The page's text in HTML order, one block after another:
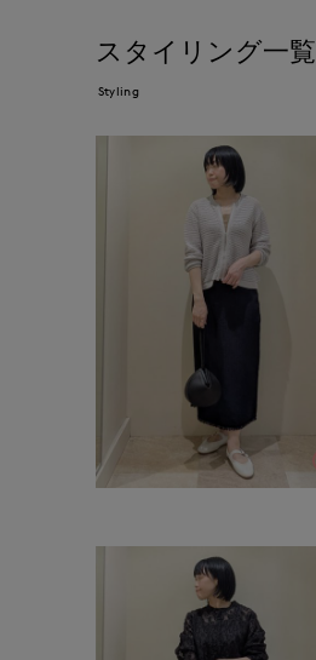
スタイリング一覧
Styling